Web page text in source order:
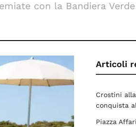
con la Bandiera
Articoli
Crostini
conquista
Piazza